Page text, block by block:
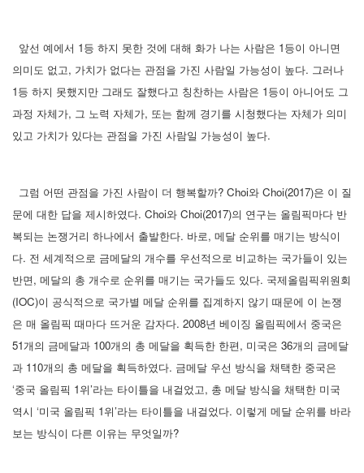
앞선 예에서 1등 하지 못한 것에 대해 화가 나는 사람은 1등이 아니면
의미도 없고, 가치가 없다는 관점을 가진 사람일 가능성이 높다. 그러나
1등 하지 못했지만 그래도 잘했다고 칭찬하는 사람은 1등이 아니어도 그
과정 자체가, 그 노력 자체가, 또는 함께 경기를 시청했다는 자체가 의미
있고 가치가 있다는 관점을 가진 사람일 가능성이 높다.
그럼 어떤 관점을 가진 사람이 더 행복할까? Choi와 Choi(2017)은 이 질
문에 대한 답을 제시하였다. Choi와 Choi(2017)의 연구는 올림픽마다 반
복되는 논쟁거리 하나에서 출발한다. 바로, 메달 순위를 매기는 방식이
다. 전 세계적으로 금메달의 개수를 우선적으로 비교하는 국가들이 있는
반면, 메달의 총 개수로 순위를 매기는 국가들도 있다. 국제올림픽위원회
(IOC)이 공식적으로 국가별 메달 순위를 집계하지 않기 때문에 이 논쟁
은 매 올림픽 때마다 뜨거운 감자다. 2008년 베이징 올림픽에서 중국은
51개의 금메달과 100개의 총 메달을 획득한 한편, 미국은 36개의 금메달
과 110개의 총 메달을 획득하였다. 금메달 우선 방식을 채택한 중국은
‘중국 올림픽 1위’라는 타이틀을 내걸었고, 총 메달 방식을 채택한 미국
역시 ‘미국 올림픽 1위’라는 타이틀을 내걸었다. 이렇게 메달 순위를 바라
보는 방식이 다른 이유는 무엇일까?